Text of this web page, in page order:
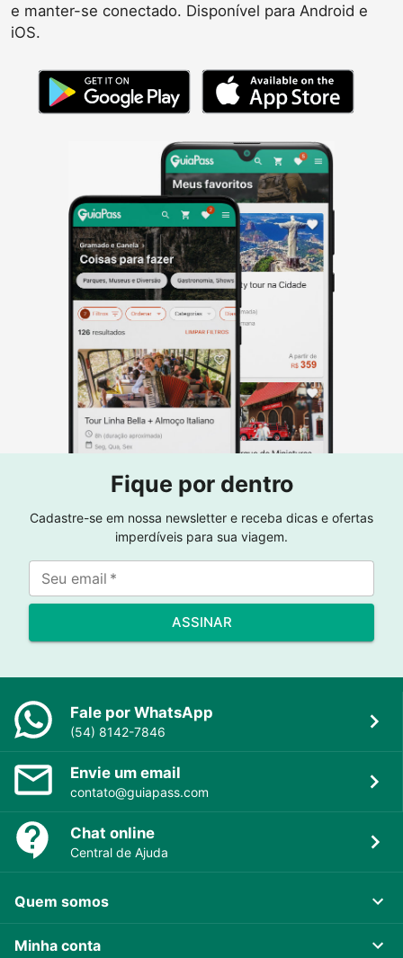
e manter-se conectado. Disponível para Android e
iOS.
Fique por dentro
Cadastre-se em nossa newsletter e receba dicas e ofertas
imperdíveis para sua viagem.
Seu email *
ASSINAR
Fale por WhatsApp
(54) 8142-7846
Envie um email
contato@guiapass.com
Chat online
Central de Ajuda
Quem somos
Minha conta